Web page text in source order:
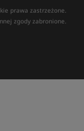
prawa zastrzeżone.
zgody zabronione.